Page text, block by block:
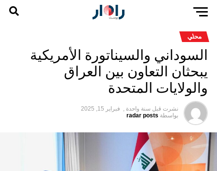
محلي
السوداني والسيناتورة الأمريكية
يبحثان التعاون بين العراق
والولايات المتحدة
نشرت قبل سنة واحدة , فبراير 15, 2025
بواسطة radar posts